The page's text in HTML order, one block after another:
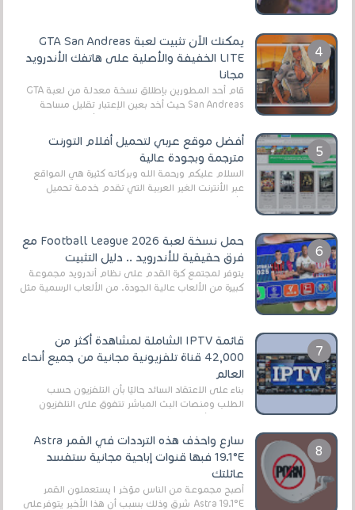
يمكنك الآن تثبيت لعبة GTA San Andreas
LITE الخفيفة والأصلية على هاتفك الأندرويد
مجانا
قام أحد المطورين بإطلاق نسخة معدلة من لعبة GTA
San Andreas حيث أخد بعين الإعتبار تقليل مساحة
أفضل موقع عربي لتحميل أفلام التورنت
مترجمة وبجودة عالية
السلام عليكم ورحمة الله وبركاته كثيرة هي المواقع
عبر الأنترنت الغير العربية التي تقدم خدمة تحميل
الأفلام على التورنت ، ومعظم هذه المواقع ل...
حمل نسخة لعبة Football League 2026 مع
فرق حقيقية للأندرويد .. دليل التثبيت
يتوفر لمجتمع كرة القدم على نظام أندرويد مجموعة
كبيرة من الألعاب عالية الجودة. من الألعاب الرسمية مثل
قائمة IPTV الشاملة لمشاهدة أكثر من
42,000 قناة تلفزيونية مجانية من جميع أنحاء
العالم
بناءً على الاعتقاد السائد حاليًا بأن التلفزيون حسب
الطلب ومنصات البث المباشر تتفوق على التلفزيون
الرقمي الأرضي التقليدي، يُعدّ IPTV-org خيار...
سارع واحذف هذه الترددات في القمر Astra
19.1°E فبها قنوات إباحية مجانية ستفسد
عائلتك
أصبح مجموعة من الناس مؤخر ا يستعملون القمر
Astra 19.1°E شرق وذلك بسبب أن هذا الأخير يتوفرعلى